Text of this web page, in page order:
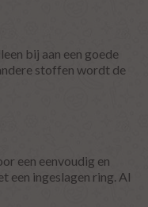
bij aan een goede
stoffen wordt de
een eenvoudig en
een ingeslagen ring. Al